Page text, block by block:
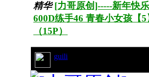
精华 [力哥原创]-----新年快
600D练手46 青春小女孩【5
（15P）
guili